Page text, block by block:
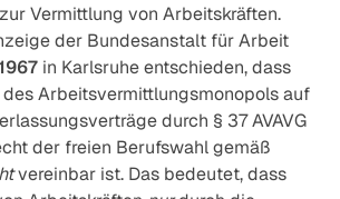
Vermittlung von Arbeitskräften.
der Bundesanstalt für Arbeit
in Karlsruhe entschieden, dass
Arbeitsvermittlungsmonopols auf
durch § 37 AVAVG
der freien Berufswahl gemäß
vereinbar ist. Das bedeutet, dass